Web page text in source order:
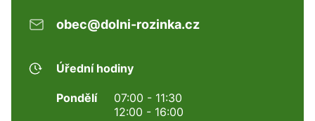
obec@dolni-rozinka.cz
Úřední hodiny
Pondělí
07:00 - 11:30
12:00 - 16:00